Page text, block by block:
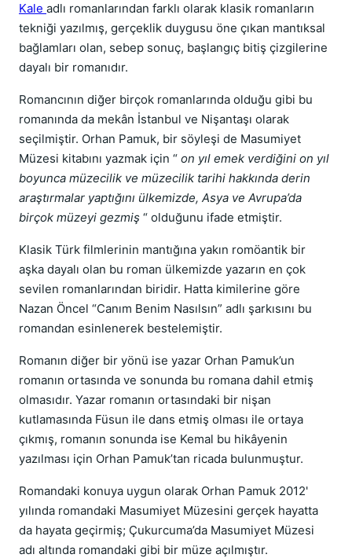
Kale adlı romanlarından farklı olarak klasik romanların
tekniği yazılmış, gerçeklik duygusu öne çıkan mantıksal
bağlamları olan, sebep sonuç, başlangıç bitiş çizgilerine
dayalı bir romanıdır.
Romancının diğer birçok romanlarında olduğu gibi bu
romanında da mekân İstanbul ve Nişantaşı olarak
seçilmiştir. Orhan Pamuk, bir söyleşi de Masumiyet
Müzesi kitabını yazmak için “ on yıl emek verdiğini on yıl
boyunca müzecilik ve müzecilik tarihi hakkında derin
araştırmalar yaptığını ülkemizde, Asya ve Avrupa’da
birçok müzeyi gezmiş “ olduğunu ifade etmiştir.
Klasik Türk filmlerinin mantığına yakın romöantik bir
aşka dayalı olan bu roman ülkemizde yazarın en çok
sevilen romanlarından biridir. Hatta kimilerine göre
Nazan Öncel “Canım Benim Nasılsın” adlı şarkısını bu
romandan esinlenerek bestelemiştir.
Romanın diğer bir yönü ise yazar Orhan Pamuk’un
romanın ortasında ve sonunda bu romana dahil etmiş
olmasıdır. Yazar romanın ortasındaki bir nişan
kutlamasında Füsun ile dans etmiş olması ile ortaya
çıkmış, romanın sonunda ise Kemal bu hikâyenin
yazılması için Orhan Pamuk’tan ricada bulunmuştur.
Romandaki konuya uygun olarak Orhan Pamuk 2012'
yılında romandaki Masumiyet Müzesini gerçek hayatta
da hayata geçirmiş; Çukurcuma’da Masumiyet Müzesi
adı altında romandaki gibi bir müze açılmıştır.